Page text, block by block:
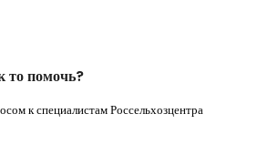
помочь?
к специалистам Россельхозцентра